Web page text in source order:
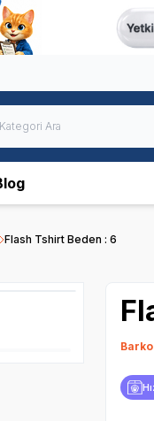
Flash Tshirt Beden : 6